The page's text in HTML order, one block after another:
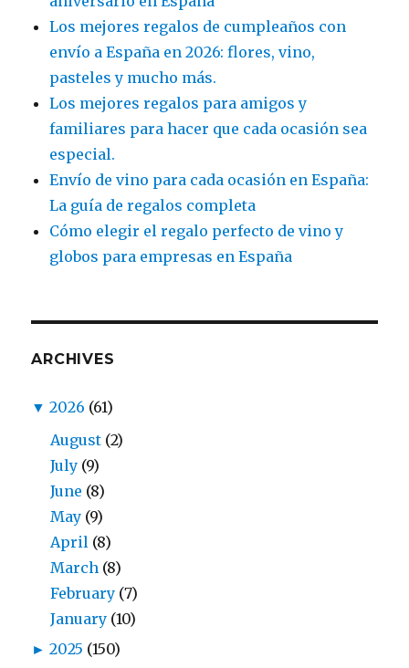
Los mejores regalos de cumpleaños con
envío a España en 2026: flores, vino,
pasteles y mucho más.
Los mejores regalos para amigos y
familiares para hacer que cada ocasión sea
especial.
Envío de vino para cada ocasión en España:
La guía de regalos completa
Cómo elegir el regalo perfecto de vino y
globos para empresas en España
ARCHIVES
▼ 2026 (61)
August (2)
July (9)
June (8)
May (9)
April (8)
March (8)
February (7)
January (10)
► 2025 (150)